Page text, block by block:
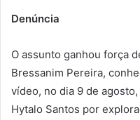
Denúncia
O assunto ganhou força
Bressanim Pereira,
vídeo, no dia 9 de
Hytalo Santos por